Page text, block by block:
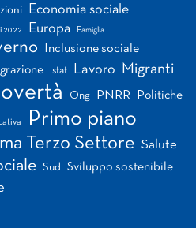
Economia sociale
2022 Europa Famiglia
Inclusione sociale
Istat Lavoro Migranti
Ong PNRR Politiche
Primo piano
Terzo Settore Salute
Sud Sviluppo sostenibile